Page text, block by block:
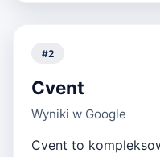
#2
Cvent
Wyniki w Google
Cvent to